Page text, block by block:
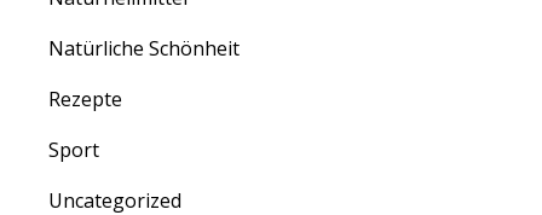
Natürliche Schönheit
Rezepte
Sport
Uncategorized